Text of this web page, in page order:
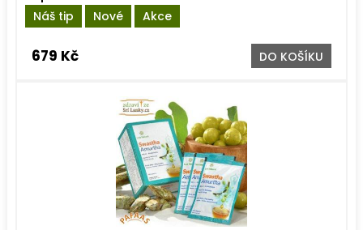
Náš tip Nové Akce
679 Kč DO KOŠÍKU